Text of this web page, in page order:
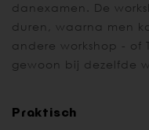
danexamen. De
duren, waarna men
andere workshop - of
gewoon bij dezelfde
Praktisch